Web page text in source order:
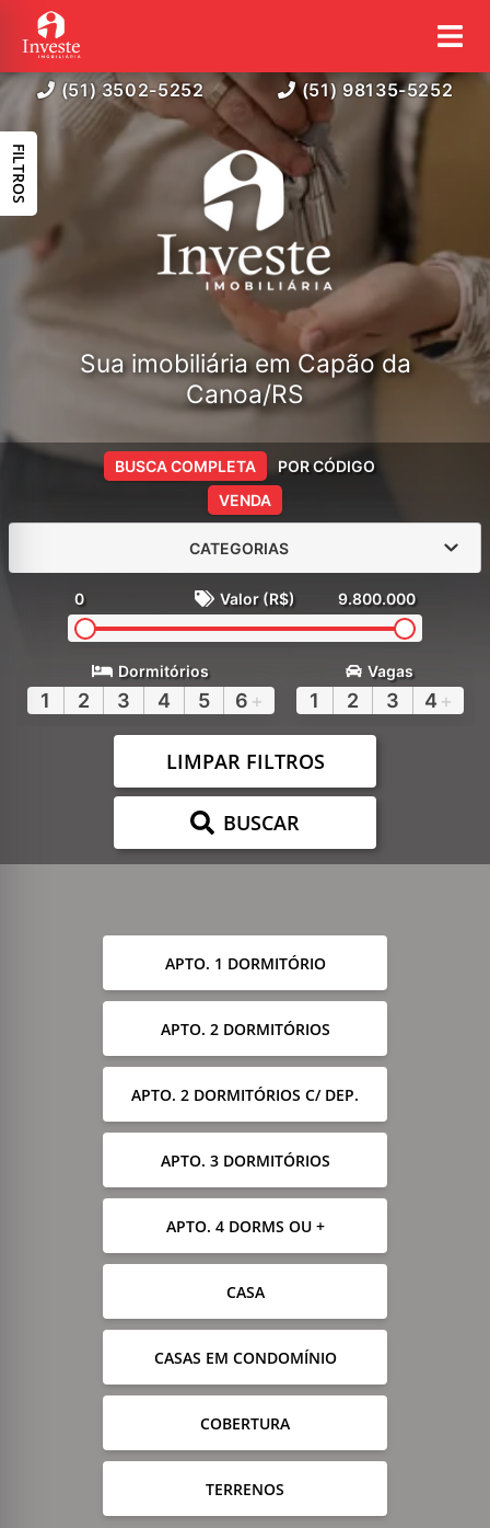
(51) 3502-5252 (51) 98135-5252
Sua imobiliária em Capão da
Canoa/RS
VENDA
BUSCA COMPLETA POR CÓDIGO
CATEGORIAS
0 Valor (R$) 9.800.000
Dormitórios
1 2 3 4 5 6 +
Vagas
1 2 3 4 +
LIMPAR FILTROS
BUSCAR
APTO. 1 DORMITÓRIO
APTO. 2 DORMITÓRIOS
APTO. 2 DORMITÓRIOS C/ DEP.
APTO. 3 DORMITÓRIOS
APTO. 4 DORMS OU +
CASA
CASAS EM CONDOMÍNIO
COBERTURA
TERRENOS
FILTROS